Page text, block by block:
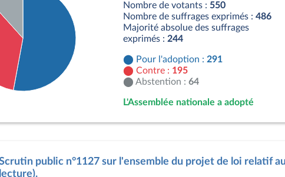
: 195 députés
Nombre de votants : 550
Nombre de suffrages exprimés : 486
Majorité absolue des suffrages
exprimés : 244
Pour l'adoption : 291
Contre : 195
Abstention : 64
L'Assemblée nationale a adopté
public n°1127 sur l'ensemble du projet de loi relatif
lecture).